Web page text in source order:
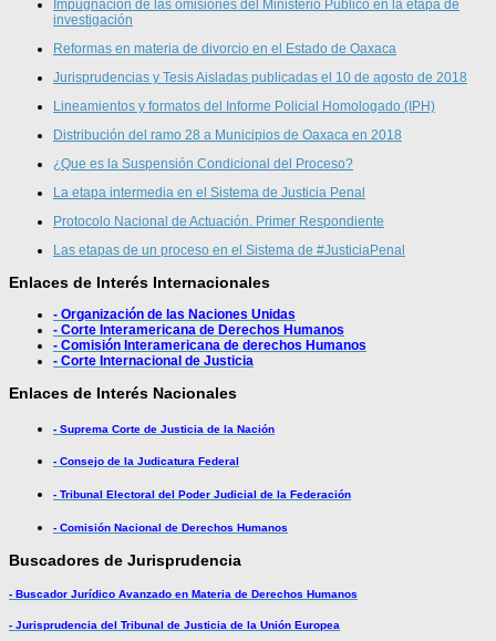
Impugnación de las omisiones del Ministerio Publico en la etapa de
investigación
Reformas en materia de divorcio en el Estado de Oaxaca
Jurisprudencias y Tesis Aisladas publicadas el 10 de agosto de 2018
Lineamientos y formatos del Informe Policial Homologado (IPH)
Distribución del ramo 28 a Municipios de Oaxaca en 2018
¿Que es la Suspensión Condicional del Proceso?
La etapa intermedia en el Sistema de Justicia Penal
Protocolo Nacional de Actuación. Primer Respondiente
Las etapas de un proceso en el Sistema de #JusticiaPenal
Enlaces de Interés Internacionales
- Organización de las Naciones Unidas
- Corte Interamericana de Derechos Humanos
- Comisión Interamericana de derechos Humanos
- Corte Internacional de Justicia
Enlaces de Interés Nacionales
- Suprema Corte de Justicia de la Nación
- Consejo de la Judicatura Federal
- Tribunal Electoral del Poder Judicial de la Federación
- Comisión Nacional de Derechos Humanos
Buscadores de Jurisprudencia
- Buscador Jurídico Avanzado en Materia de Derechos Humanos
- Jurisprudencia del Tribunal de Justicia de la Unión Europea